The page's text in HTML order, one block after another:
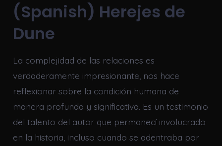
(Spanish) Herejes de
Dune
La complejidad de las relaciones es
verdaderamente impresionante, nos hace
reflexionar sobre la condición humana de
manera profunda y significativa. Es un testimonio
del talento del autor que permanecí involucrado
en la historia, incluso cuando se adentraba por